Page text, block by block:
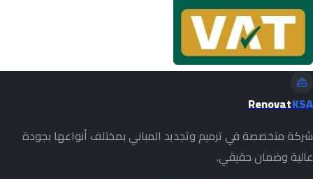
RenovatKSA
شركة متخصصة في ترميم وتجديد المباني بمختلف أنواعها بجودة
عالية وضمان حقيقي.